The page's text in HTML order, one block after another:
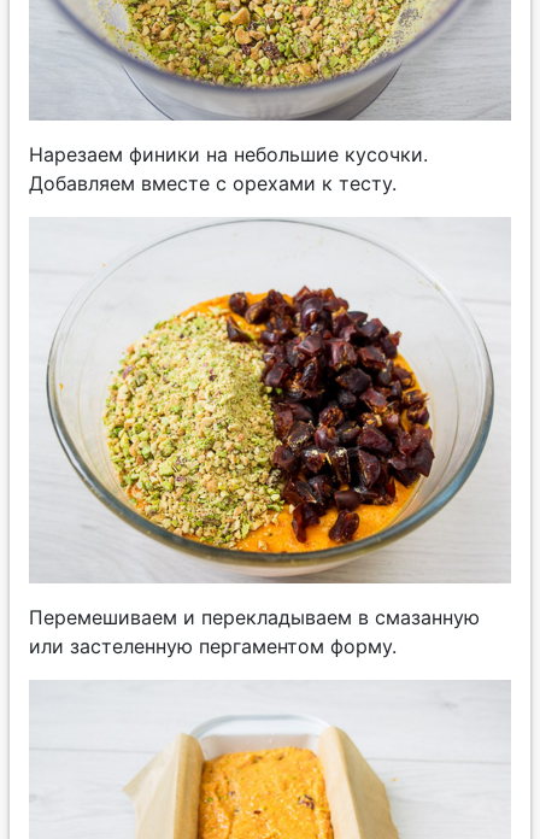
Нарезаем финики на небольшие кусочки.
Добавляем вместе с орехами к тесту.
Перемешиваем и перекладываем в смазанную
или застеленную пергаментом форму.